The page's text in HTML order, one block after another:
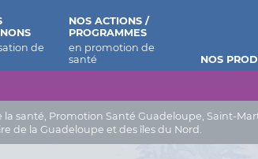
santé, Promotion Santé Guadeloupe, Saint-
de la Guadeloupe et des îles du Nord.
NOS ACTIONS /
PROGRAMMES
NOS